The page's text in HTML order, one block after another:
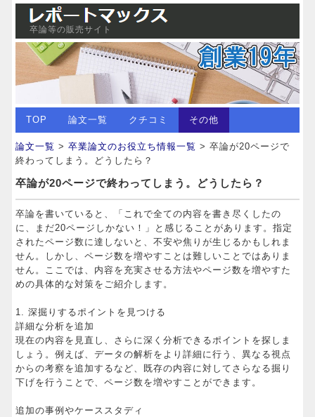
卒論等の販売サイト
TOP 論文一覧 クチコミ その他
論文一覧 >卒業論文のお役立ち情報一覧 > 卒論が20ページで
終わってしまう。どうしたら？
卒論が20ページで終わってしまう。どうしたら？
卒論を書いていると、「これで全ての内容を書き尽くしたの
に、まだ20ページしかない！」と感じることがあります。指定
されたページ数に達しないと、不安や焦りが生じるかもしれま
せん。しかし、ページ数を増やすことは難しいことではありま
せん。ここでは、内容を充実させる方法やページ数を増やすた
めの具体的な対策をご紹介します。
1. 深掘りするポイントを見つける
詳細な分析を追加
現在の内容を見直し、さらに深く分析できるポイントを探しま
しょう。例えば、データの解析をより詳細に行う、異なる視点
からの考察を追加するなど、既存の内容に対してさらなる掘り
下げを行うことで、ページ数を増やすことができます。
追加の事例やケーススタディ